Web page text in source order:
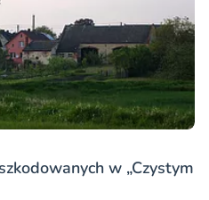
w „Czystym